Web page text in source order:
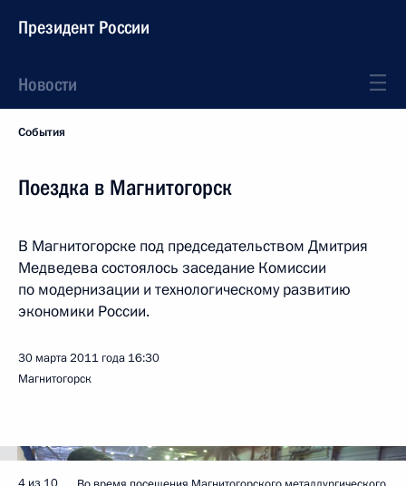
Президент России
Новости
События
Поездка в Магнитогорск
В Магнитогорске под председательством Дмитрия
Медведева состоялось заседание Комиссии
по модернизации и технологическому развитию
экономики России.
30 марта 2011 года 16:30
Магнитогорск